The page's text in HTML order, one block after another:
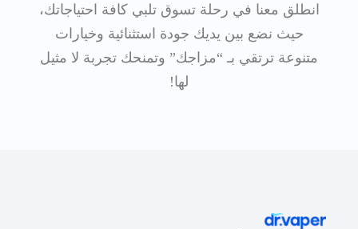
انطلق معنا في رحلة تسوق تلبي كافة احتياجاتك،
حيث نضع بين يديك جودة استثنائية وخيارات
متنوعة ترتقي بـ “مزاجك” وتمنحك تجربة لا مثيل
لها!